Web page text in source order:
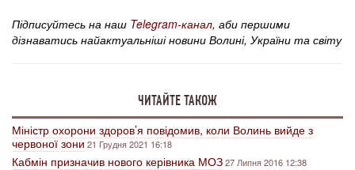
Підписуйтесь на наш Telegram-канал, аби першими
дізнаватись найактуальніші новини Волині, України та світу
ЧИТАЙТЕ ТАКОЖ
Міністр охорони здоров’я повідомив, коли Волинь вийде з
червоної зони21 Грудня 2021 16:18
Кабмін призначив нового керівника МОЗ27 Липня 2016 12:38